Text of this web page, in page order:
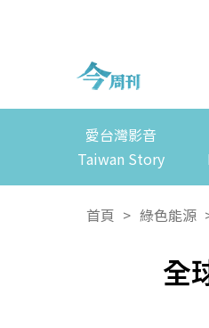
愛台灣影音
Taiwan Story
首頁 > 綠色能源
全